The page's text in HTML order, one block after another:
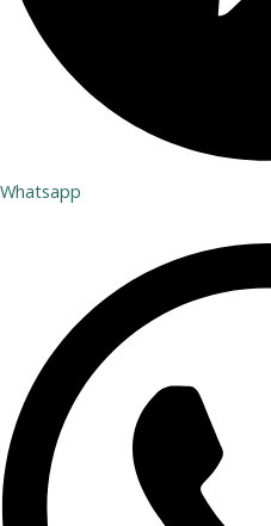
Whatsapp